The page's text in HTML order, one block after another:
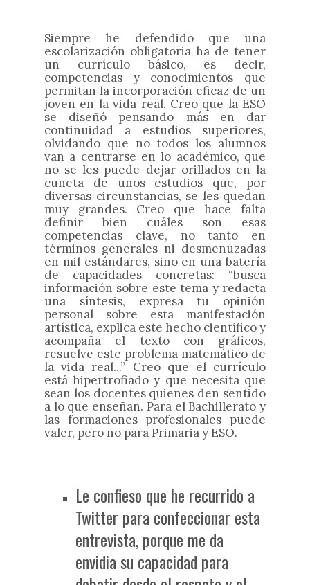
Siempre he defendido que una
escolarización obligatoria ha de tener
un currículo básico, es decir,
competencias y conocimientos que
permitan la incorporación eficaz de un
joven en la vida real. Creo que la ESO
se diseñó pensando más en dar
continuidad a estudios superiores,
olvidando que no todos los alumnos
van a centrarse en lo académico, que
no se les puede dejar orillados en la
cuneta de unos estudios que, por
diversas circunstancias, se les quedan
muy grandes. Creo que hace falta
definir bien cuáles son esas
competencias clave, no tanto en
términos generales ni desmenuzadas
en mil estándares, sino en una batería
de capacidades concretas: “busca
información sobre este tema y redacta
una síntesis, expresa tu opinión
personal sobre esta manifestación
artística, explica este hecho científico y
acompaña el texto con gráficos,
resuelve este problema matemático de
la vida real...” Creo que el currículo
está hipertrofiado y que necesita que
sean los docentes quienes den sentido
a lo que enseñan. Para el Bachillerato y
las formaciones profesionales puede
valer, pero no para Primaria y ESO.
Le confieso que he recurrido a
Twitter para confeccionar esta
entrevista, porque me da
envidia su capacidad para